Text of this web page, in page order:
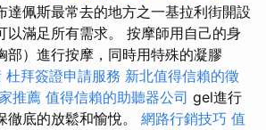
達佩斯最常去的地方之一基拉利街開設
以滿足所有需求。 按摩師用自己的身
部）進行按摩，同時用特殊的凝膠
杜拜簽證申請服務 新北值得信賴的徵
推薦 值得信賴的助聽器公司 gel進行
底的放鬆和愉悅。 網路行銷技巧 值